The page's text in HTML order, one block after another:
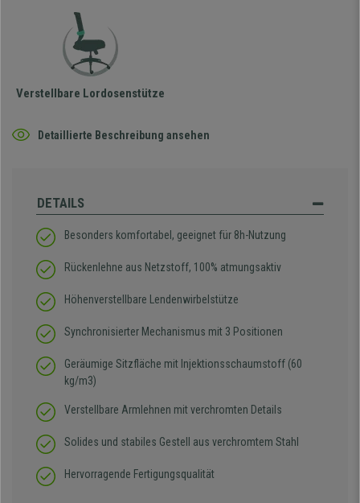
Verstellbare Lordosenstütze
Detaillierte Beschreibung ansehen
DETAILS
Besonders komfortabel, geeignet für 8h-Nutzung
Rückenlehne aus Netzstoff, 100% atmungsaktiv
Höhenverstellbare Lendenwirbelstütze
Synchronisierter Mechanismus mit 3 Positionen
Geräumige Sitzfläche mit Injektionsschaumstoff (60
kg/m3)
Verstellbare Armlehnen mit verchromten Details
Solides und stabiles Gestell aus verchromtem Stahl
Hervorragende Fertigungsqualität